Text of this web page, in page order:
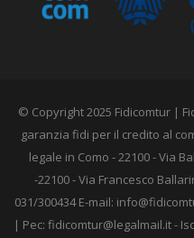
© Copyright 2025 Fidicomtur |
garanzia fidi per il credito al
legale in Como - 22100 - Via
-22100 - Via Francesco
031/300434 E-mail:
| Pec: fidicomtur@legalmail.it-